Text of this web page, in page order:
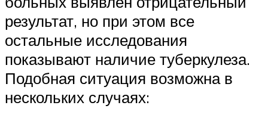
результат, но при этом все
остальные исследования
показывают наличие туберкулеза.
Подобная ситуация возможна в
нескольких случаях: